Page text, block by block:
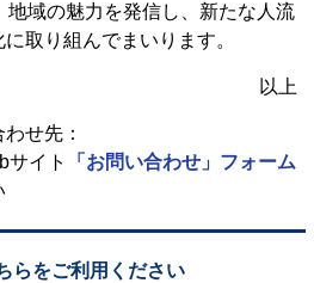
域の魅力を発信し、新たな人流
取り組んでまいります。
以上
せ先：
サイト
「お問い合わせ」フォーム
らをご利用ください